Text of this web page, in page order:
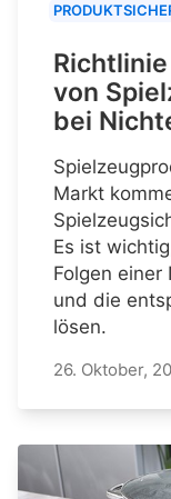
von
bei
Markt
Es ist
Folgen
und die
lösen.
26. Oktober,